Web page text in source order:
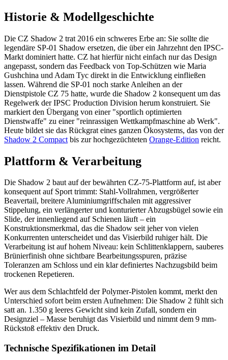
Historie & Modellgeschichte
Die CZ Shadow 2 trat 2016 ein schweres Erbe an: Sie sollte die
legendäre SP-01 Shadow ersetzen, die über ein Jahrzehnt den IPSC-
Markt dominiert hatte. CZ hat hierfür nicht einfach nur das Design
angepasst, sondern das Feedback von Top-Schützen wie Maria
Gushchina und Adam Tyc direkt in die Entwicklung einfließen
lassen. Während die SP-01 noch starke Anleihen an der
Dienstpistole CZ 75 hatte, wurde die Shadow 2 konsequent um das
Regelwerk der IPSC Production Division herum konstruiert. Sie
markiert den Übergang von einer "sportlich optimierten
Dienstwaffe" zu einer "reinrassigen Wettkampfmaschine ab Werk".
Heute bildet sie das Rückgrat eines ganzen Ökosystems, das von der
Shadow 2 Compact bis zur hochgezüchteten Orange-Edition reicht.
Plattform & Verarbeitung
Die Shadow 2 baut auf der bewährten CZ-75-Plattform auf, ist aber
konsequent auf Sport trimmt: Stahl-Vollrahmen, vergrößerter
Beavertail, breitere Aluminiumgriffschalen mit aggressiver
Stippelung, ein verlängerter und konturierter Abzugsbügel sowie ein
Slide, der innenliegend auf Schienen läuft – ein
Konstruktionsmerkmal, das die Shadow seit jeher von vielen
Konkurrenten unterscheidet und das Visierbild ruhiger hält. Die
Verarbeitung ist auf hohem Niveau: kein Schlittenklappern, sauberes
Brünierfinish ohne sichtbare Bearbeitungsspuren, präzise
Toleranzen am Schloss und ein klar definiertes Nachzugsbild beim
trockenen Repetieren.
Wer aus dem Schlachtfeld der Polymer-Pistolen kommt, merkt den
Unterschied sofort beim ersten Aufnehmen: Die Shadow 2 fühlt sich
satt an. 1.350 g leeres Gewicht sind kein Zufall, sondern ein
Designziel – Masse beruhigt das Visierbild und nimmt dem 9 mm-
Rückstoß effektiv den Druck.
Technische Spezifikationen im Detail